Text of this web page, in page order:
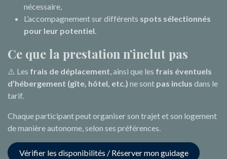
nécessaire,
L’accompagnement sur différents spots sélectionnés
pour leur potentiel.
Ce que la prestation n’inclut pas
⚠️ Les frais de déplacement, ainsi que les frais éventuels
d’hébergement (gîte, hôtel, etc.) ne sont pas inclus dans le
tarif.
Chaque participant peut organiser son trajet et son logement
de manière autonome, selon ses préférences.
Vérifier les disponibilités / Réserver mon guidage